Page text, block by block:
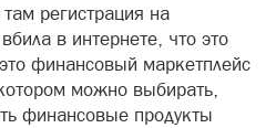
регистрация на
в интернете, что это
финансовый маркетплейс
можно выбирать,
финансовые продукты